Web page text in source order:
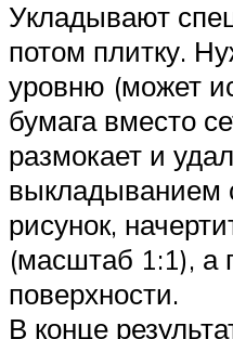
Укладывают
потом плитку.
уровню (может
бумага вместо
размокает и
выкладыванием
рисунок,
(масштаб 1:1), а
поверхности.
В конце